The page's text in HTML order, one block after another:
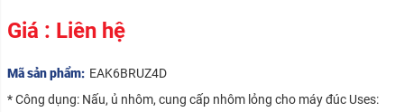
Giá : Liên hệ
Mã sản phẩm: EAK6BRUZ4D
* Công dụng: Nấu, ủ nhôm, cung cấp nhôm lỏng cho máy đúc Uses: